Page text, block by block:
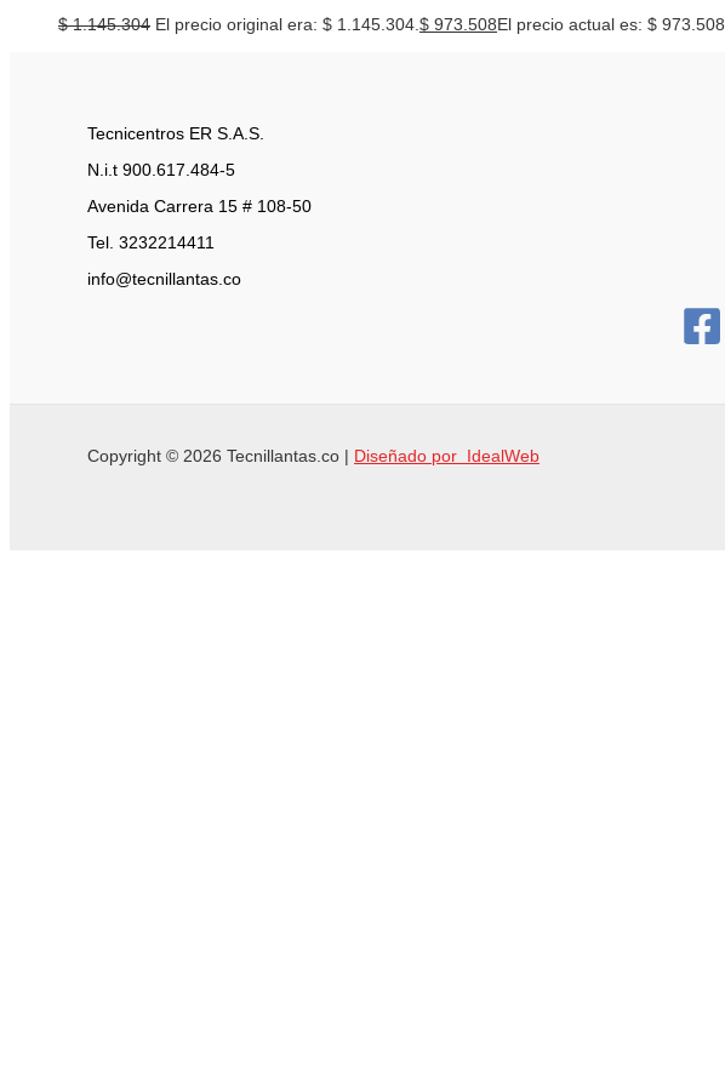
$1.145.304 El precio original era: $ 1.145.304. $ 973.508El precio actual es: $ 973.508.
Tecnicentros ER S.A.S.
N.i.t 900.617.484-5
Avenida Carrera 15 # 108-50
Tel. 3232214411
info@tecnillantas.co
Copyright © 2026 Tecnillantas.co | Diseñado por IdealWeb